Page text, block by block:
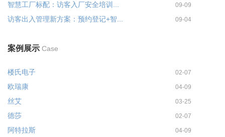
智慧工厂标配：访客入厂安全培训... 09-09
访客出入管理新方案：预约登记+智... 09-04
案例展示 Case
楼氏电子 02-07
欧瑞康 04-09
丝艾 03-25
德莎 02-07
阿特拉斯 04-09